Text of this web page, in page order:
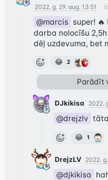
2022. g. 29. aug. 13:51
@marcis super!
darba nolocīšu
dēļ uzdevuma, bet
😂 2
Parādīt
DJkikisa 2022.
@drejzlv
😂 1
DrejzLV 2022.
@djkikisa